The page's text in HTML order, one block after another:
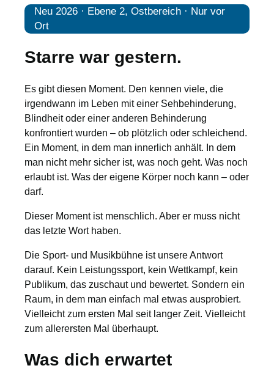
Neu 2026 · Ebene 2, Ostbereich · Nur vor
Ort
Starre war gestern.
Es gibt diesen Moment. Den kennen viele, die
irgendwann im Leben mit einer Sehbehinderung,
Blindheit oder einer anderen Behinderung
konfrontiert wurden – ob plötzlich oder schleichend.
Ein Moment, in dem man innerlich anhält. In dem
man nicht mehr sicher ist, was noch geht. Was noch
erlaubt ist. Was der eigene Körper noch kann – oder
darf.
Dieser Moment ist menschlich. Aber er muss nicht
das letzte Wort haben.
Die Sport- und Musikbühne ist unsere Antwort
darauf. Kein Leistungssport, kein Wettkampf, kein
Publikum, das zuschaut und bewertet. Sondern ein
Raum, in dem man einfach mal etwas ausprobiert.
Vielleicht zum ersten Mal seit langer Zeit. Vielleicht
zum allerersten Mal überhaupt.
Was dich erwartet